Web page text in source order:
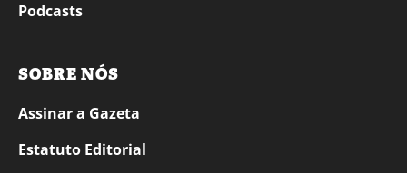
Podcasts
SOBRE NÓS
Assinar a Gazeta
Estatuto Editorial